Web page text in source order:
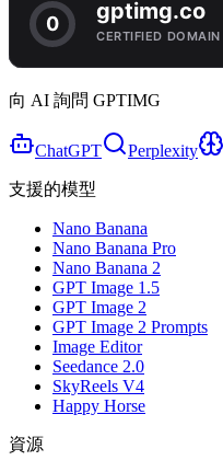
向 AI 詢問 GPTIMG
ChatGPT Perplexity
支援的模型
Nano Banana
Nano Banana Pro
Nano Banana 2
GPT Image 1.5
GPT Image 2
GPT Image 2 Prompts
Image Editor
Seedance 2.0
SkyReels V4
Happy Horse
資源